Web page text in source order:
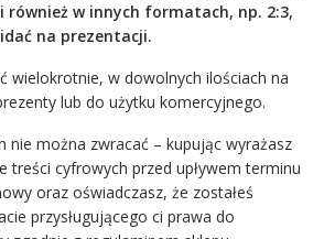
również w innych formatach, np. 2:3,
na prezentacji.
wielokrotnie, w dowolnych ilościach na
lub do użytku komercyjnego.
nie można zwracać – kupując wyrażasz
treści cyfrowych przed upływem terminu
oraz oświadczasz, że zostałeś
przysługującego ci prawa do